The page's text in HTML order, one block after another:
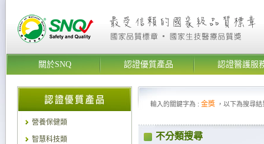
關於SNQ 認證優質產品 認證醫護服
營養保健類
智慧科技類
輸入的關鍵字為 : 金獎 ，以下為搜尋
不分類搜尋